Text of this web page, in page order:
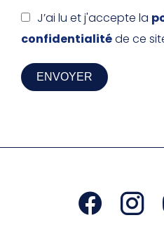
J’ai lu et j'accepte la
confidentialitéde ce
ENVOYER